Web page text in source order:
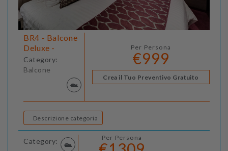
BR4 - Balcone
Deluxe -
Category:
Balcone
Per Persona
€999
Crea il Tuo Preventivo Gratuito
Descrizione categoria
Category: Per Persona